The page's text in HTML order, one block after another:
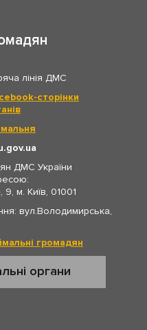
лінія ДМС
сторінки
ДМС України
м. Київ, 01001
вул.Володимирська,
громадян
органи